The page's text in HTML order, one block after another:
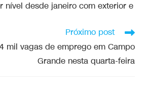
nível desde janeiro com exterior e
Próximo post
mil vagas de emprego em Campo
Grande nesta quarta-feira